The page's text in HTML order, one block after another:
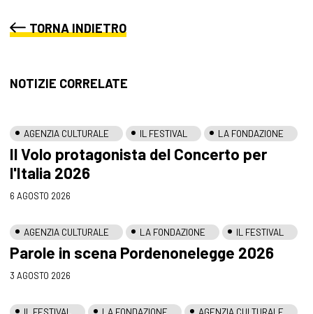
TORNA INDIETRO
NOTIZIE CORRELATE
AGENZIA CULTURALE IL FESTIVAL LA FONDAZIONE
Il Volo protagonista del Concerto per
l'Italia 2026
6 AGOSTO 2026
AGENZIA CULTURALE LA FONDAZIONE IL FESTIVAL
Parole in scena Pordenonelegge 2026
3 AGOSTO 2026
IL FESTIVAL LA FONDAZIONE
AGENZIA CULTURALE